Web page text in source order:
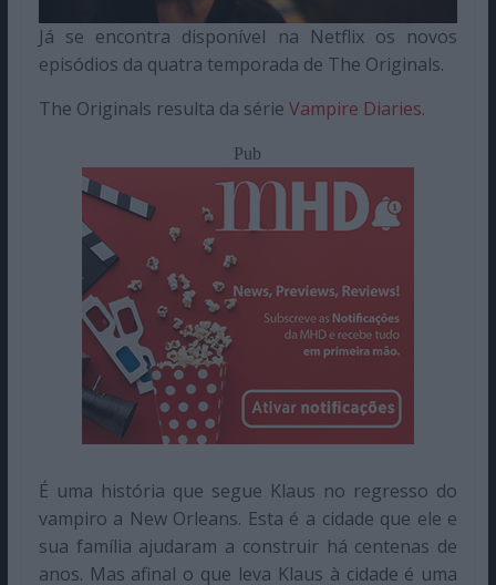
Já se encontra disponível na Netflix os novos
episódios da quatra temporada de The Originals.
The Originals resulta da série Vampire Diaries.
Pub
É uma história que segue Klaus no regresso do
vampiro a New Orleans. Esta é a cidade que ele e
sua família ajudaram a construir há centenas de
anos. Mas afinal o que leva Klaus à cidade é uma